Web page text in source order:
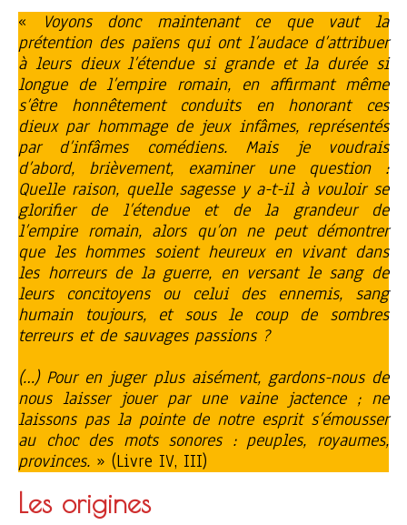
«
Voyons donc maintenant ce que vaut la
prétention des païens qui ont l’audace d’attribuer
à leurs dieux l’étendue si grande et la durée si
longue de l’empire romain, en affirmant même
s’être honnêtement conduits en honorant ces
dieux par hommage de jeux infâmes, représentés
par d’infâmes comédiens. Mais je voudrais
d’abord, brièvement, examiner une question :
Quelle raison, quelle sagesse y a-t-il à vouloir se
glorifier de l’étendue et de la grandeur de
l’empire romain, alors qu’on ne peut démontrer
que les hommes soient heureux en vivant dans
les horreurs de la guerre, en versant le sang de
leurs concitoyens ou celui des ennemis, sang
humain toujours, et sous le coup de sombres
terreurs et de sauvages passions ?
(…) Pour en juger plus aisément, gardons-nous de
nous laisser jouer par une vaine jactence ; ne
laissons pas la pointe de notre esprit s’émousser
au choc des mots sonores : peuples, royaumes,
provinces. » (Livre IV, III)
Les origines